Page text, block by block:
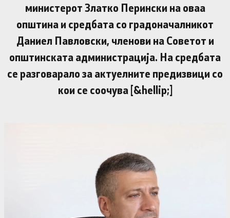
министерот Златко Перински на оваа
општина и средбата со градоначалникот
Даниел Павловски, членови на Советот и
општинската администрација. На средбата
се разговарало за актуелните предизвици со
кои се соочува [&hellip;]